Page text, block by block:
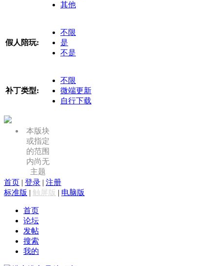
其他
假人陪玩:
不限
是
不是
补丁类型:
不限
微端更新
自行下载
本版块
或指定
的范围
内尚无
主题
首页 | 登录 | 注册
标准版 | 触屏版 | 电脑版
首页
论坛
发帖
搜索
我的